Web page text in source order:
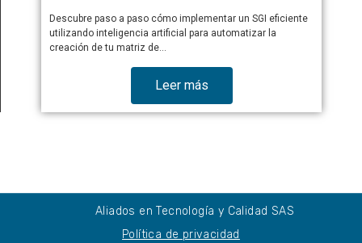
Descubre paso a paso cómo implementar un SGI eficiente
utilizando inteligencia artificial para automatizar la
creación de tu matriz de…
Leer más
Aliados en Tecnología y Calidad SAS
Política de privacidad